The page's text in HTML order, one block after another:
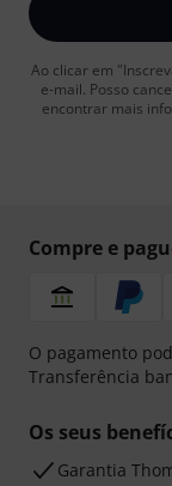
Ao clicar em
e-mail. Posso
encontrar mais
Compre e
O pagamento
Transferência
Os seus
Garantia